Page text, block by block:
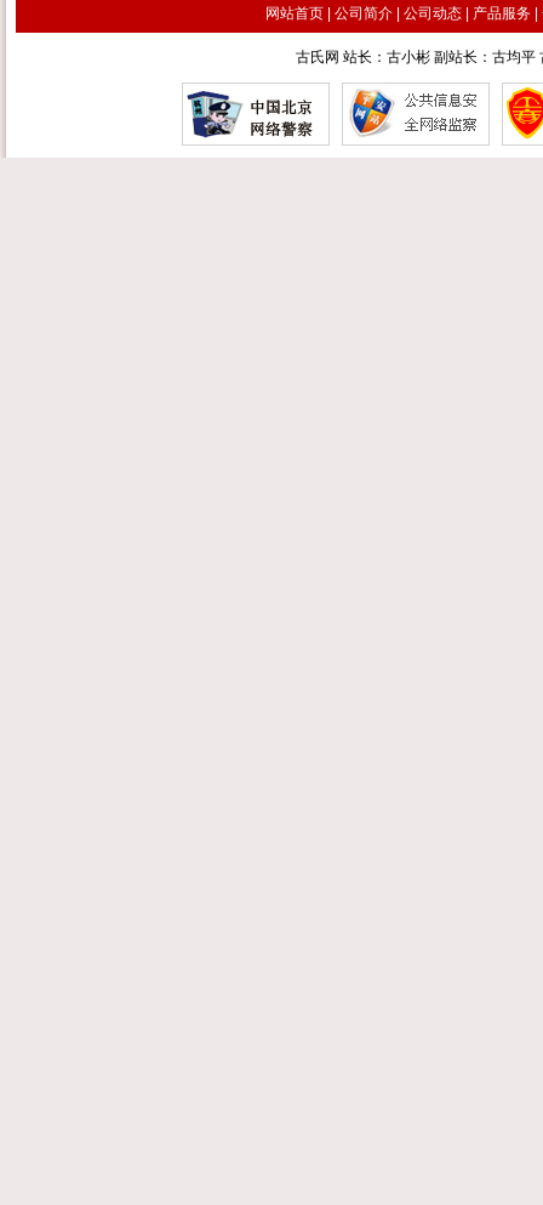
网站首页| 公司简介| 公司动态| 产品服务|
古氏网 站长：古小彬 副站长：古均